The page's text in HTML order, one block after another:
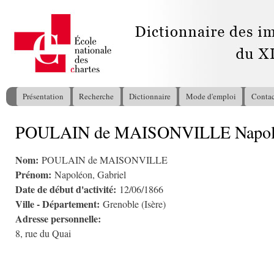
Menu principal
Présentation Recherche Dictionnaire Mode d'emploi
Vous êtes ici
POULAIN de MAISONVILLE
Nom: POULAIN de MAISONVILLE
Prénom: Napoléon, Gabriel
Date de début d'activité: 12/06/1866
Ville - Département: Grenoble (Isère)
Adresse personnelle:
8, rue du Quai